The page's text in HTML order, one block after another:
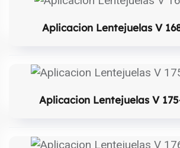
Aplicacion Lentejuelas V
Aplicacion Lentejuelas V